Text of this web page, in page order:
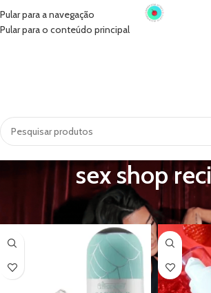
Pular para a navegação
Pular para o conteúdo principal
sex shop